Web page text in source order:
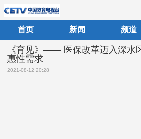
首页 新闻 频道
《育见》—— 医保改革迈入深水
惠性需求
2021-08-12 20:28